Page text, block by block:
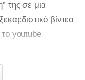
της σε μια
βίντεο
youtube.